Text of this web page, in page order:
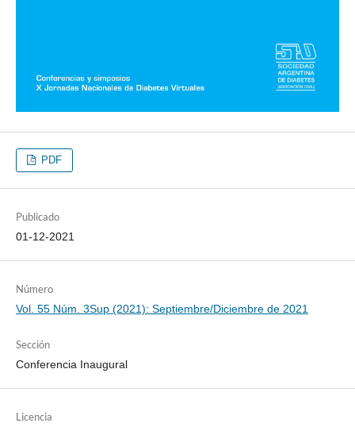
PDF
Publicado
01-12-2021
Número
Vol. 55 Núm. 3Sup (2021): Septiembre/Diciembre de 2021
Sección
Conferencia Inaugural
Licencia